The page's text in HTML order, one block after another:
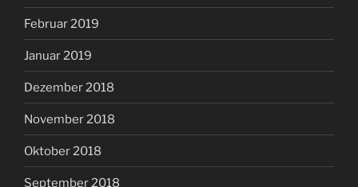
Februar 2019
Januar 2019
Dezember 2018
November 2018
Oktober 2018
September 2018